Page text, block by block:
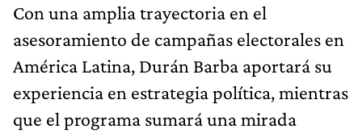
Con una amplia trayectoria en el
asesoramiento de campañas electorales en
América Latina, Durán Barba aportará su
experiencia en estrategia política, mientras
que el programa sumará una mirada